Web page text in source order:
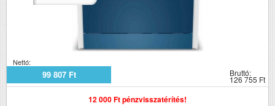
Nettó:
99 807 Ft Bruttó:
126 755 Ft
12 000 Ft pénzvisszatérítés!